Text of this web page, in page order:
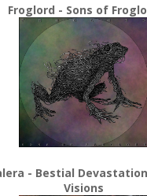
Froglord - Sons of
- Bestial
Visions